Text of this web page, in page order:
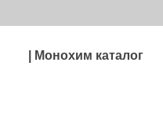
| Монохим каталог